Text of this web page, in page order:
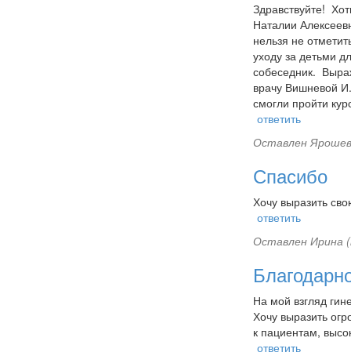
Здравствуйте!
Наталии
нельзя не
уходу за детьми
собеседник.
врачу Вишневой
смогли пройти
ответить
Оставлен
Спасибо
Хочу выразить
ответить
Оставлен Ирина
На мой взгляд
Хочу выразить
к пациентам,
ответить